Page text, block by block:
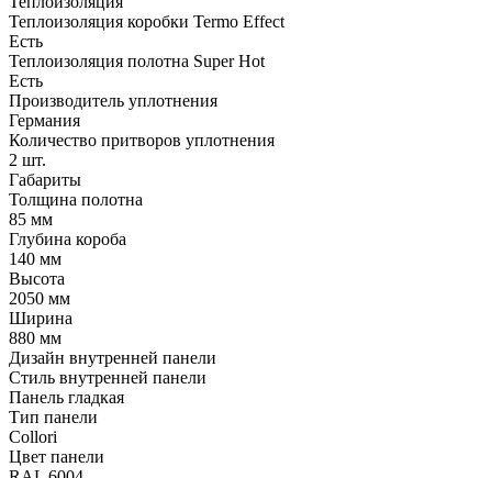
Теплоизоляция коробки Termo Effect
Есть
Теплоизоляция полотна Super Нot
Есть
Производитель уплотнения
Германия
Количество притворов уплотнения
2 шт.
Габариты
Толщина полотна
85 мм
Глубина короба
140 мм
Высота
2050 мм
Ширина
880 мм
Дизайн внутренней панели
Стиль внутренней панели
Панель гладкая
Тип панели
Collori
Цвет панели